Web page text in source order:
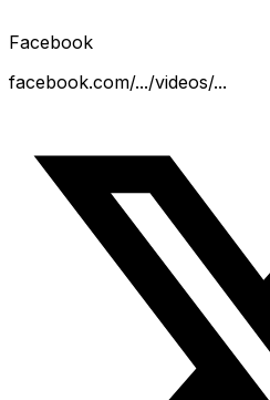
Facebook
facebook.com/.../videos/...